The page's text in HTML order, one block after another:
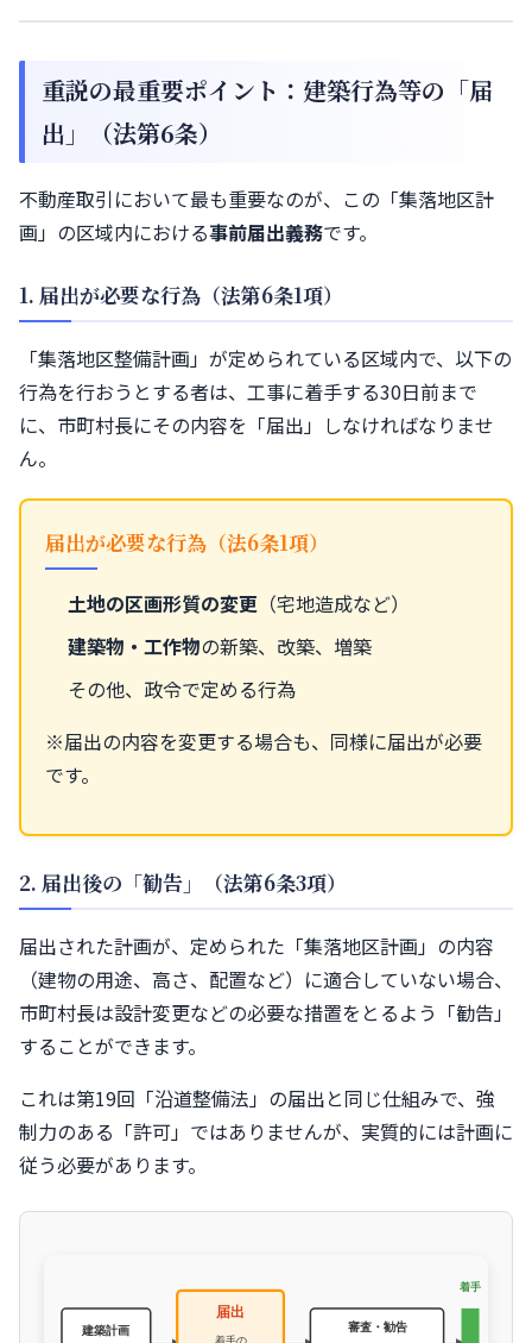
重説の最重要ポイント：建築行為等の「届
出」（法第6条）
不動産取引において最も重要なのが、この「集落地区計
画」の区域内における事前届出義務です。
1. 届出が必要な行為（法第6条1項）
「集落地区整備計画」が定められている区域内で、以下の
行為を行おうとする者は、工事に着手する30日前まで
に、市町村長にその内容を「届出」しなければなりませ
ん。
届出が必要な行為（法6条1項）
土地の区画形質の変更 （宅地造成など）
建築物・工作物の新築、改築、増築
その他、政令で定める行為
※届出の内容を変更する場合も、同様に届出が必要
です。
2. 届出後の「勧告」（法第6条3項）
届出された計画が、定められた「集落地区計画」の内容
（建物の用途、高さ、配置など）に適合していない場合、
市町村長は設計変更などの必要な措置をとるよう「勧告」
することができます。
これは第19回「沿道整備法」の届出と同じ仕組みで、強
制力のある「許可」ではありませんが、実質的には計画に
従う必要があります。